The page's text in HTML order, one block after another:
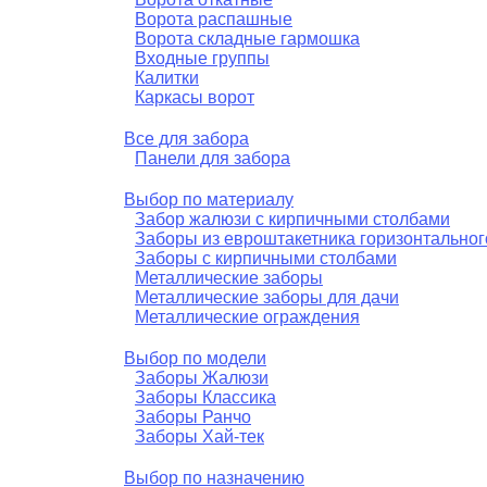
Заборы для дачи
Элитные заборы для коттеджей
Забор на участок 10 соток
Ворота распашные
Ворота складные гармошка
Входные группы
Калитки
Каркасы ворот
Все для забора
Панели для забора
Выбор по материалу
Забор жалюзи с кирпичными столбами
Заборы из евроштакетника
Заборы с кирпичными столбами
Металлические заборы
Металлические заборы для дачи
Металлические ограждения
Выбор по модели
Заборы Жалюзи
Заборы Классика
Заборы Ранчо
Заборы Хай-тек
Выбор по назначению